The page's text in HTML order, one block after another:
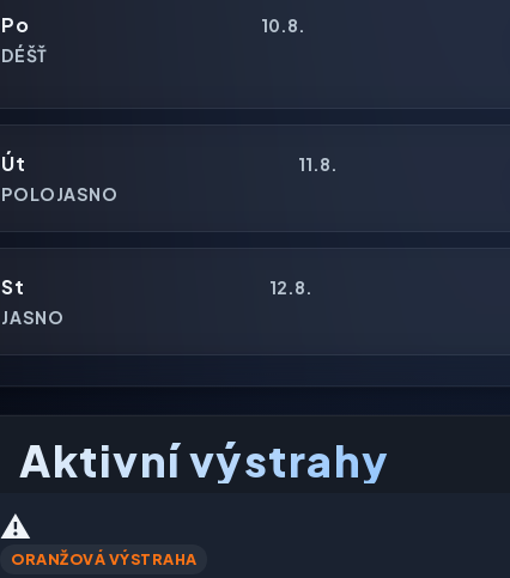
Po
10.8.
DÉŠŤ
Út
11.8.
POLOJASNO
St
12.8.
JASNO
Aktivní výstrahy
⚠️
ORANŽOVÁ VÝSTRAHA